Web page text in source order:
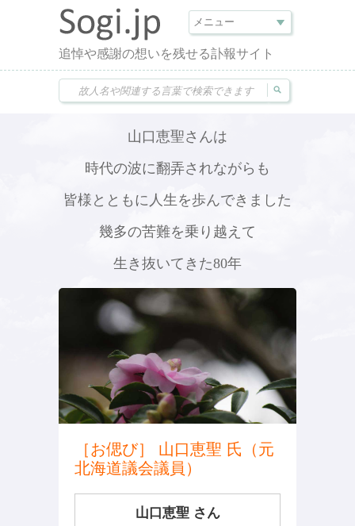
追悼や感謝の想いを残せる訃報サイト
山口恵聖さんは
時代の波に翻弄されながらも
皆様とともに人生を歩んできました
幾多の苦難を乗り越えて
生き抜いてきた80年
［お偲び］ 山口恵聖 氏（元
北海道議会議員）
山口恵聖 さん